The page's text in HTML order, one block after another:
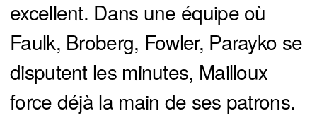
excellent. Dans une équipe où
Faulk, Broberg, Fowler, Parayko se
disputent les minutes, Mailloux
force déjà la main de ses patrons.